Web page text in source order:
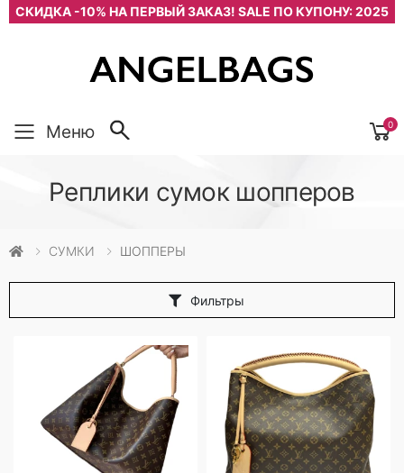
СКИДКА -10% НА ПЕРВЫЙ ЗАКАЗ! SALE ПО КУПОНУ: 2025
Меню 0
Реплики сумок шопперов
СУМКИ ШОППЕРЫ
Фильтры